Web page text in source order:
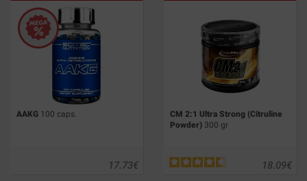
AAKG 100 caps.
€
17.73
CM 2:1 Ultra Strong (Citruline
Powder) 300 gr
€
18.09